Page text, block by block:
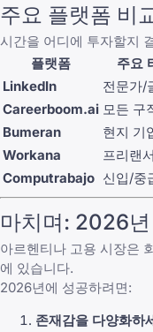
주요 플랫폼 비
시간을 어디에 투자할지
플랫폼
주요
LinkedIn
전문가/
Careerboom.ai 모든 구
Bumeran
현지 기
Workana
프리랜서
Computrabajo 신입/중
마치며: 2026
아르헨티나 고용 시장은
에 있습니다.
2026년에 성공하려면:
존재감을 다양화하